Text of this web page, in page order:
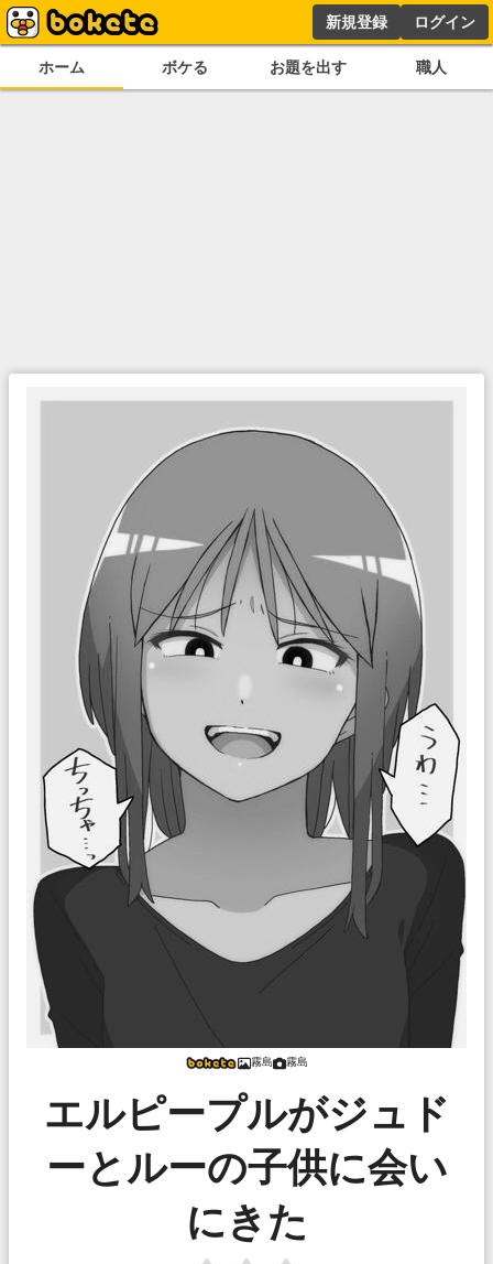
新規登録 ログイン
ホーム ボケる お題を出す 職人
霧島 霧島
エルピープルがジュド
ーとルーの子供に会い
にきた